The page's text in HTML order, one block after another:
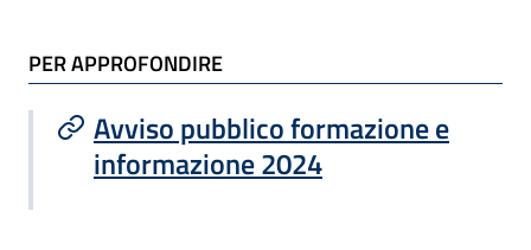
TI POTREBBE INTERESSARE
PER APPROFONDIRE
Avviso pubblico formazione e
informazione 2024